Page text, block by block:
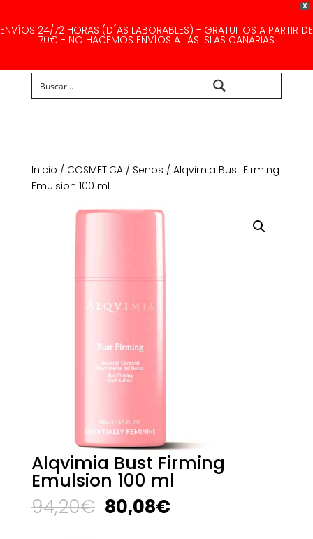
X
ENVÍOS 24/72 HORAS (DÍAS LABORABLES) - GRATUITOS A PARTIR DE
70€ - NO HACEMOS ENVÍOS A LAS ISLAS CANARIAS
Inicio / COSMETICA/ Senos / Alqvimia Bust Firming
Emulsion 100 ml
Alqvimia Bust Firming
Emulsion 100 ml
94,20€ El
precio
80,08€El